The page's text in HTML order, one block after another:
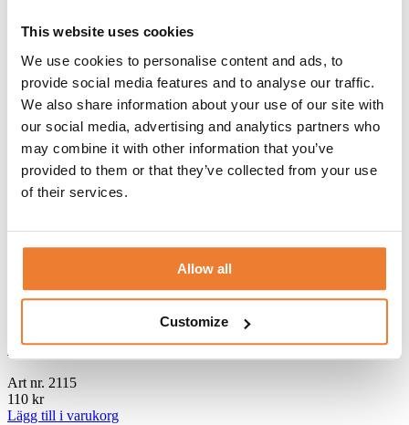
This website uses cookies
We use cookies to personalise content and ads, to
provide social media features and to analyse our traffic.
We also share information about your use of our site with
our social media, advertising and analytics partners who
may combine it with other information that you’ve
provided to them or that they’ve collected from your use
of their services.
Allow all
Customize
E-post: info@table.se
Öppettider:Måndag – fredag 08.00 – 17.00
RELATERADE PRODUKTER
Art nr.6225
Stol ”Bistro”
Art nr. 2115
110 kr
Lägg till i varukorg